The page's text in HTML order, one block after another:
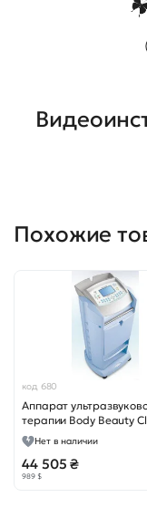
Похожие
код 680
Аппарат
терапии Body Beauty
Нет в наличии
44 505 ₴
989 $